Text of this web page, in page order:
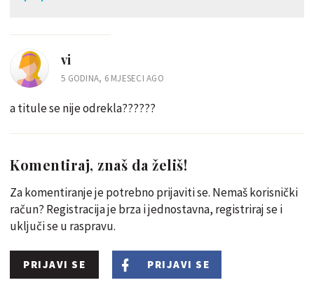
vi
5 GODINA, 6 MJESECI AGO
a titule se nije odrekla??????
Komentiraj, znaš da želiš!
Za komentiranje je potrebno prijaviti se. Nemaš korisnički
račun? Registracija je brza i jednostavna, registriraj se i
uključi se u raspravu.
PRIJAVI SE PRIJAVI SE